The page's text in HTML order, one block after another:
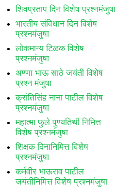
शिवप्रताप दिन विशेष प्रश्नमंजुषा
भारतीय संविधान दिन विशेष
प्रश्नमंजुषा
लोकमान्य टिळक विशेष
प्रश्नमंजुषा
अण्णा भाऊ साठे जयंती विशेष
प्रश्न मंजुषा
क्रांतिसिंह नाना पाटील विशेष
प्रश्नमंजुषा
महात्मा फुले पुण्यतिथी निमित्त
विशेष प्रश्नमंजुषा
शिक्षक दिनानिमित्त विशेष
प्रश्नमंजुषा
कर्मवीर भाऊराव पाटील
जयंतीनिमित्त विशेष प्रश्नमंजुषा